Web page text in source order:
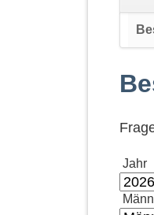
Jahr